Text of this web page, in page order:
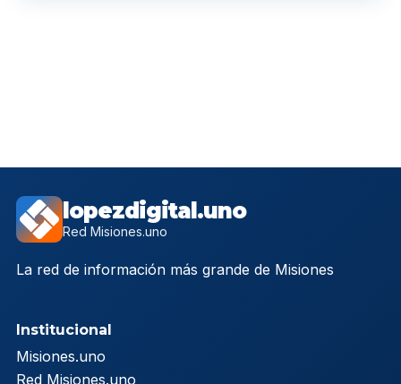
lopezdigital.uno
Red Misiones.uno
La red de información más grande de Misiones
Institucional
Misiones.uno
Red Misiones.uno